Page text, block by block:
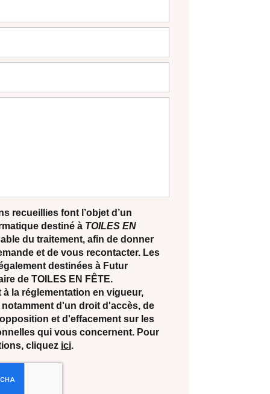
recueillies font l’objet d’un
destiné àTOILES EN
du traitement, afin de donner
et de vous recontacter. Les
destinées à Futur
de TOILES EN FÊTE.
la réglementation en vigueur,
d'un droit d'accès, de
et d'effacement sur les
qui vous concernent. Pour
cliquez ici.